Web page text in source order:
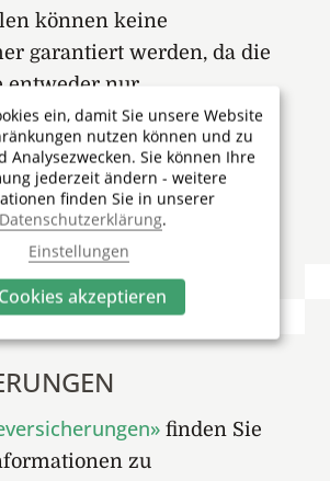
können keine
garantiert werden, da die
entweder nur
haben oder die
nur in beschränkter
stehen. Beachten
die Hinweise in der
finden Sie
zu
ein, damit Sie unsere Website
nutzen können und zu
Analysezwecken. Sie können Ihre
jederzeit ändern - weitere
finden Sie in unserer
Datenschutzerklärung.
Einstellungen
Cookies akzeptieren